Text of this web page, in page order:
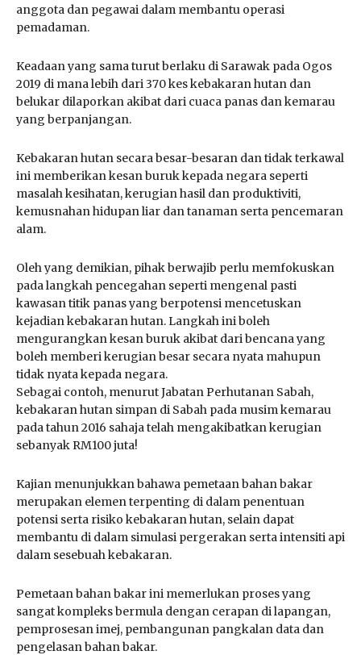
anggota dan pegawai dalam membantu operasi
pemadaman.
Keadaan yang sama turut berlaku di Sarawak pada Ogos
2019 di mana lebih dari 370 kes kebakaran hutan dan
belukar dilaporkan akibat dari cuaca panas dan kemarau
yang berpanjangan.
Kebakaran hutan secara besar-besaran dan tidak terkawal
ini memberikan kesan buruk kepada negara seperti
masalah kesihatan, kerugian hasil dan produktiviti,
kemusnahan hidupan liar dan tanaman serta pencemaran
alam.
Oleh yang demikian, pihak berwajib perlu memfokuskan
pada langkah pencegahan seperti mengenal pasti
kawasan titik panas yang berpotensi mencetuskan
kejadian kebakaran hutan. Langkah ini boleh
mengurangkan kesan buruk akibat dari bencana yang
boleh memberi kerugian besar secara nyata mahupun
tidak nyata kepada negara.
Sebagai contoh, menurut Jabatan Perhutanan Sabah,
kebakaran hutan simpan di Sabah pada musim kemarau
pada tahun 2016 sahaja telah mengakibatkan kerugian
sebanyak RM100 juta!
Kajian menunjukkan bahawa pemetaan bahan bakar
merupakan elemen terpenting di dalam penentuan
potensi serta risiko kebakaran hutan, selain dapat
membantu di dalam simulasi pergerakan serta intensiti api
dalam sesebuah kebakaran.
Pemetaan bahan bakar ini memerlukan proses yang
sangat kompleks bermula dengan cerapan di lapangan,
pemprosesan imej, pembangunan pangkalan data dan
pengelasan bahan bakar.